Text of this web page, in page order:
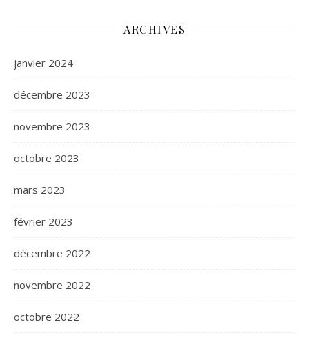
ARCHIVES
janvier 2024
décembre 2023
novembre 2023
octobre 2023
mars 2023
février 2023
décembre 2022
novembre 2022
octobre 2022